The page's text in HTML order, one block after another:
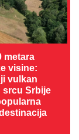
metara
visine:
vulkan
srcu Srbije